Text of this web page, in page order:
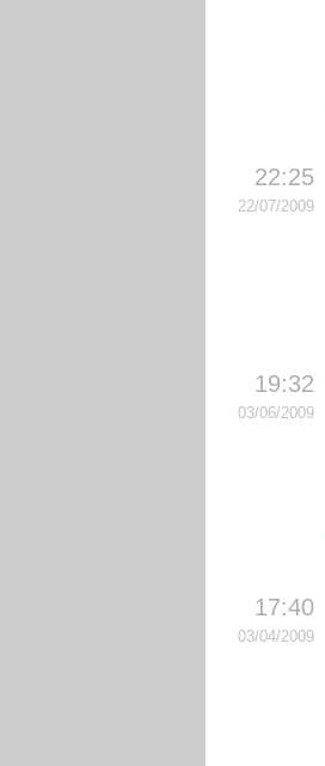
22:25
22/07/2009
19:32
03/06/2009
17:40
03/04/2009